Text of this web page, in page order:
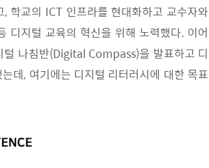
학교의 ICT 인프라를 현대화하고 교수자와
디지털 교육의 혁신을 위해 노력했다. 이어
나침반(Digital Compass)을 발표하고 디
데, 여기에는 디지털 리터러시에 대한 목표